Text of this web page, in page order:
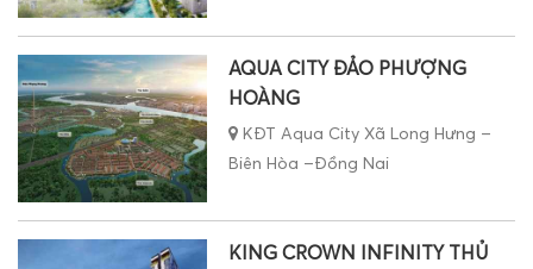
AQUA CITY ĐẢO PHƯỢNG
HOÀNG
KĐT Aqua City Xã Long Hưng –
Biên Hòa –Đồng Nai
KING CROWN INFINITY THỦ